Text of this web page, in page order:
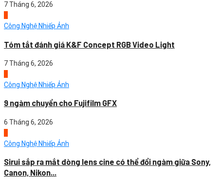
7 Tháng 6, 2026
Công Nghệ Nhiếp Ảnh
Tóm tắt đánh giá K&F Concept RGB Video Light
7 Tháng 6, 2026
Công Nghệ Nhiếp Ảnh
9 ngàm chuyển cho Fujifilm GFX
6 Tháng 6, 2026
Công Nghệ Nhiếp Ảnh
Sirui sắp ra mắt dòng lens cine có thể đổi ngàm giữa Sony,
Canon, Nikon...